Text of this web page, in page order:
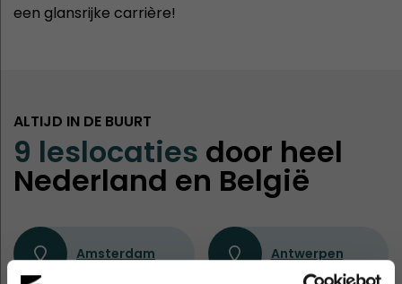
een glansrijke carrière!
ALTIJD IN DE BUURT
9 leslocaties door heel
Nederland en België
Amsterdam Antwerpen